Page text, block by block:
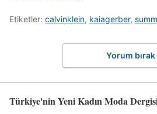
Etiketler: calvinklein, kaiagerber,
Yorum bırak
Türkiye'nin Yeni Kadın Moda